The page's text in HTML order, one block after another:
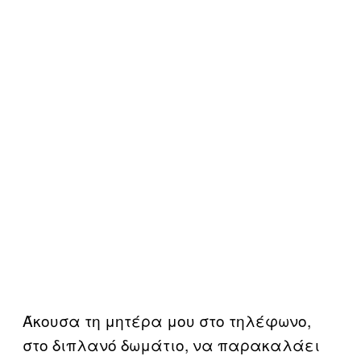
Άκουσα τη μητέρα μου στο τηλέφωνο,
στο διπλανό δωμάτιο, να παρακαλάει